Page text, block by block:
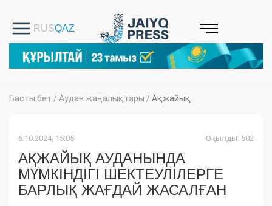
Басты бет / Аудан жаңалықтары / Ақжайық
6.10.2024, 15:05 Оқылды: 502
АҚЖАЙЫҚ АУДАНЫНДА
МҮМКІНДІГІ ШЕКТЕУЛІЛЕРГЕ
БАРЛЫҚ ЖАҒДАЙ ЖАСАЛҒАН